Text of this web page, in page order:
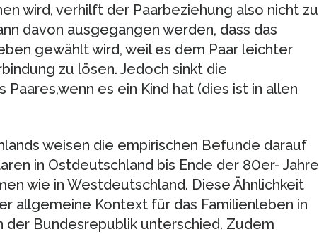
wird, verhilft der Paarbeziehung also nicht zu
davon ausgegangen werden, dass das
gewählt wird, weil es dem Paar leichter
zu lösen. Jedoch sinkt die
es ein Kind hat (dies ist in allen
weisen die empirischen Befunde darauf
in Ostdeutschland bis Ende der 80er- Jahre
wie in Westdeutschland. Diese Ähnlichkeit
allgemeine Kontext für das Familienleben in
der Bundesrepublik unterschied. Zudem